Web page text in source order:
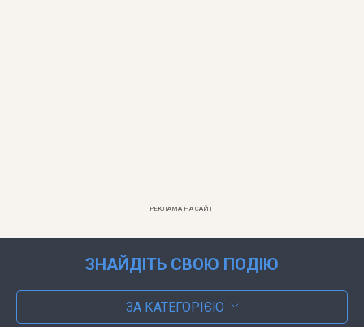
РЕКЛАМА НА САЙТІ
ЗНАЙДІТЬ СВОЮ ПОДІЮ
ЗА КАТЕГОРІЄЮ